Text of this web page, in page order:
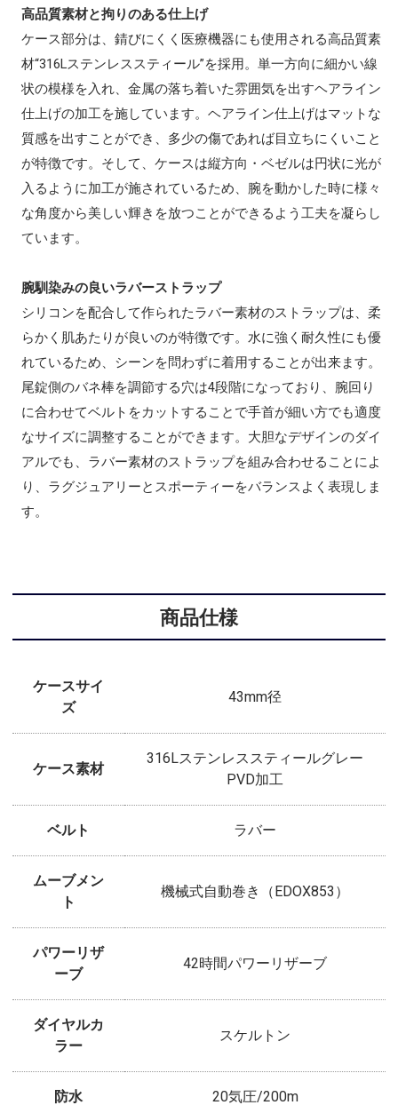
高品質素材と拘りのある仕上げ
ケース部分は、錆びにくく医療機器にも使用される高品質素
材“316Lステンレススティール”を採用。単一方向に細かい線
状の模様を入れ、金属の落ち着いた雰囲気を出すヘアライン
仕上げの加工を施しています。ヘアライン仕上げはマットな
質感を出すことができ、多少の傷であれば目立ちにくいこと
が特徴です。そして、ケースは縦方向・ベゼルは円状に光が
入るように加工が施されているため、腕を動かした時に様々
な角度から美しい輝きを放つことができるよう工夫を凝らし
ています。
腕馴染みの良いラバーストラップ
シリコンを配合して作られたラバー素材のストラップは、柔
らかく肌あたりが良いのが特徴です。水に強く耐久性にも優
れているため、シーンを問わずに着用することが出来ます。
尾錠側のバネ棒を調節する穴は4段階になっており、腕回り
に合わせてベルトをカットすることで手首が細い方でも適度
なサイズに調整することができます。大胆なデザインのダイ
アルでも、ラバー素材のストラップを組み合わせることによ
り、ラグジュアリーとスポーティーをバランスよく表現しま
す。
商品仕様
ケースサイ
ズ
43mm径
ケース素材
316Lステンレススティールグレー
PVD加工
ベルト ラバー
ムーブメン
ト
機械式自動巻き（EDOX853）
パワーリザ
ーブ
42時間パワーリザーブ
ダイヤルカ
ラー
スケルトン
防水 20気圧/200m